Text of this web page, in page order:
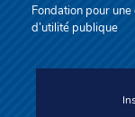
Fondation pour
d’utilité publique